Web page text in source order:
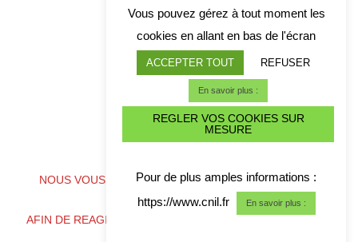
ALERTE CYBER CRISE
NOUS VOUS CONSEILLONS DE TELECHARGER NOS
COORDONNES
AFIN DE REAGIR RAPIDEMENT EN CAS DE CRISE CYBER
Vous pouvez gérez à tout moment les
cookies en allant en bas de l'écran
ACCEPTER TOUT REFUSER
En savoir plus :
REGLER VOS COOKIES SUR
MESURE
Pour de plus amples informations :
https://www.cnil.fr
En savoir plus :